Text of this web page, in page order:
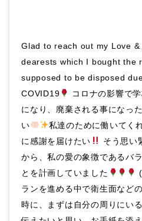
Glad to reach out my Love
dearests which I bought the
supposed to be disposed
COVID19
コロナの影響で
になり、廃棄される事になっ
い
私達のために働いてく
に感謝を届けたい
そう思い
から、私の愛の象徴であるバ
とを計画していました
ランを進める中で衛生面など
時に、まずは自分の周りにい